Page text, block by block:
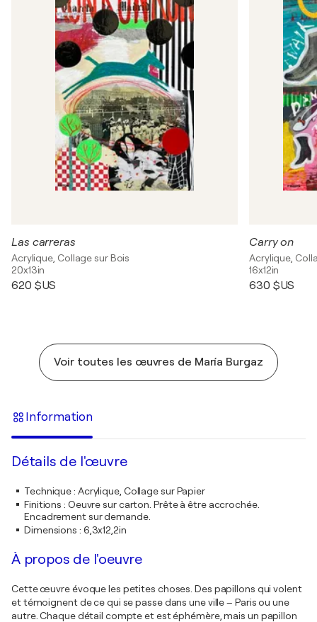
Las carreras
Acrylique, Collage sur Bois
20x13in
620 $US
Carry on
Acrylique,
16x12in
630 $US
Voir toutes les œuvres de María Burgaz
Information
Détails de l'œuvre
Technique: Acrylique, Collage sur Papier
Finitions : Oeuvre sur carton. Prête à être accrochée.
Encadrement sur demande.
Dimensions : 6,3x12,2in
À propos de l'oeuvre
Cette œuvre évoque les petites choses. Des papillons qui volent
et témoignent de ce qui se passe dans une ville – Paris ou une
autre. Chaque détail compte et est éphémère, mais un papillon